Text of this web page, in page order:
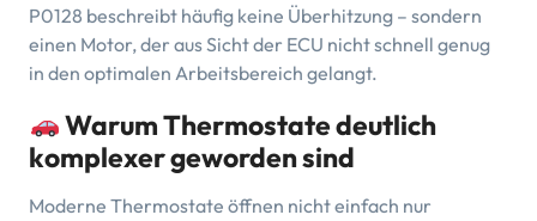
P0128 beschreibt häufig keine Überhitzung – sondern
einen Motor, der aus Sicht der ECU nicht schnell genug
in den optimalen Arbeitsbereich gelangt.
Warum Thermostate deutlich
komplexer geworden sind
Moderne Thermostate öffnen nicht einfach nur